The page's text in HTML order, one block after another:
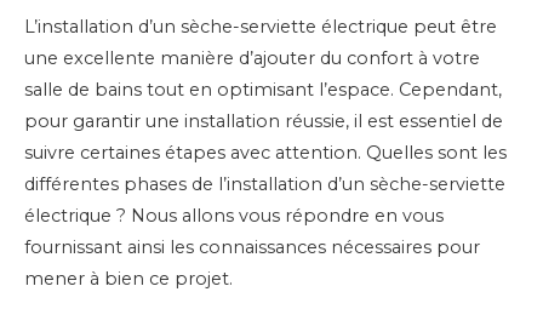
L’installation d’un sèche-serviette électrique peut être
une excellente manière d’ajouter du confort à votre
salle de bains tout en optimisant l’espace. Cependant,
pour garantir une installation réussie, il est essentiel de
suivre certaines étapes avec attention. Quelles sont les
différentes phases de l’installation d’un sèche-serviette
électrique ? Nous allons vous répondre en vous
fournissant ainsi les connaissances nécessaires pour
mener à bien ce projet.